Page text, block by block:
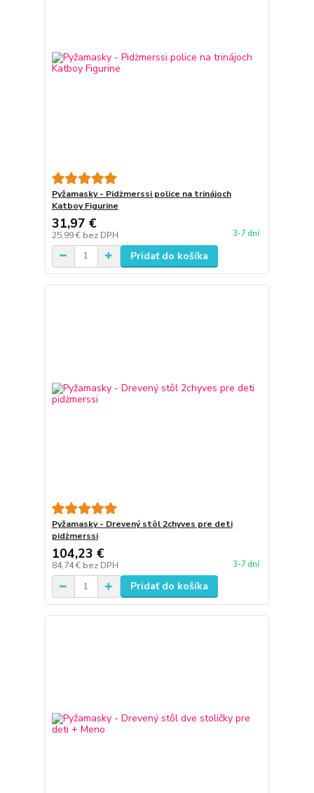
Pyžamasky - Pidżmerssi police na trinájoch
Katboy Figurine
31,97 €
25,99 € bez DPH 3-7 dní
Pridať do košíka
Pyžamasky - Drevený stôl 2chyves pre deti
pidżmerssi
104,23 €
84,74 € bez DPH 3-7 dní
Pridať do košíka